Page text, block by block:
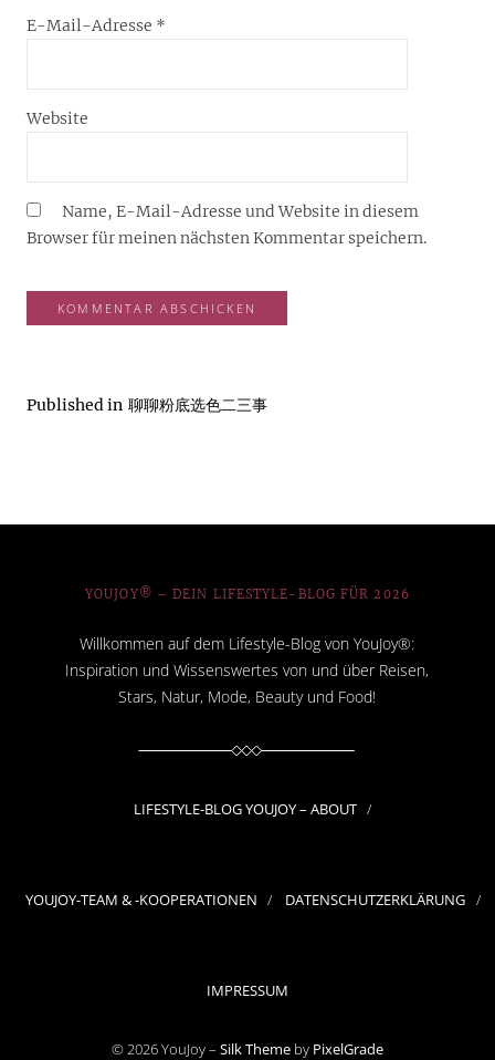
E-Mail-Adresse *
Website
Name, E-Mail-Adresse und Website in diesem
Browser für meinen nächsten Kommentar speichern.
Published in 聊聊粉底选色二三事
YOUJOY® – DEIN LIFESTYLE-BLOG FÜR 2026
Willkommen auf dem Lifestyle-Blog von YouJoy®:
Inspiration und Wissenswertes von und über Reisen,
Stars, Natur, Mode, Beauty und Food!
LIFESTYLE-BLOG YOUJOY – ABOUT
YOUJOY-TEAM & -KOOPERATIONEN DATENSCHUTZERKLÄRUNG
IMPRESSUM
© 2026 YouJoy – Silk Theme by PixelGrade